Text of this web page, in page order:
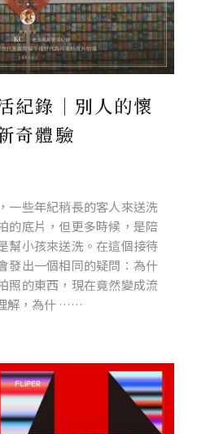
紀錄｜別人的懷
奇體驗
一些年紀稍長的客人來送洗
的底片，但更多時候，是陪
幫小孩來送洗。在這個接待
發出一個相同的疑問：為什
照的東西，現在竟然變成流
解，為什 ……